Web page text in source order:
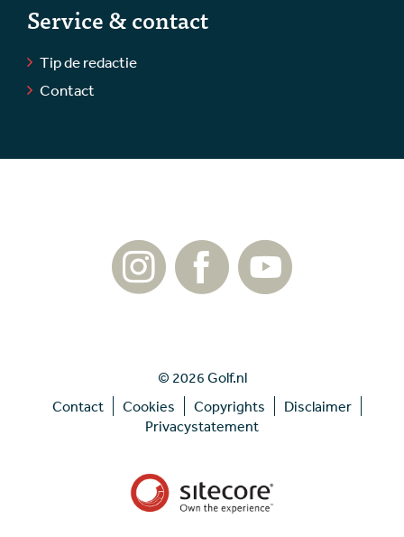
Service & contact
Tip de redactie
Contact
© 2026 Golf.nl
Contact
Cookies Copyrights
Disclaimer
Privacystatement